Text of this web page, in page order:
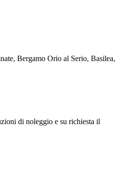
Bergamo Orio al Serio, Basilea,
di noleggio e su richiesta il